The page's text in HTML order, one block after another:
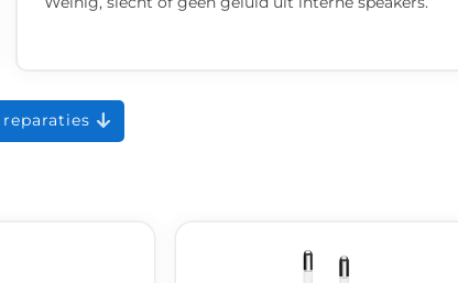
reparaties